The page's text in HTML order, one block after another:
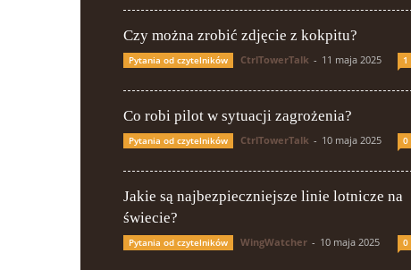
Czy można zrobić zdjęcie z kokpitu?
Pytania od czytelników CtrlTowerTalk - 11 maja 2025 1
Co robi pilot w sytuacji zagrożenia?
Pytania od czytelników CtrlTowerTalk - 10 maja 2025 0
Jakie są najbezpieczniejsze linie lotnicze na
świecie?
Pytania od czytelników WingWatcher - 10 maja 2025 0